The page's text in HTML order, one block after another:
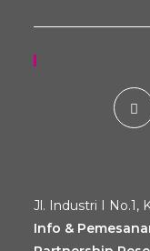
Jl. Industri I No.1,
Info &